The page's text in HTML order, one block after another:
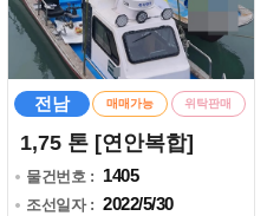
전남 매매가능 위탁판매
1,75 톤 [연안복합]
물건번호 : 1405
조선일자 : 2022/5/30